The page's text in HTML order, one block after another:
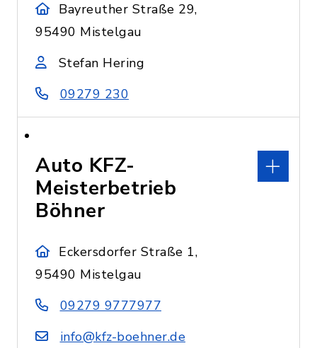
Bayreuther Straße 29,
95490 Mistelgau
Stefan Hering
09279 230
Auto KFZ-
Meisterbetrieb
Böhner
Eckersdorfer Straße 1,
95490 Mistelgau
09279 9777977
info@kfz-boehner.de